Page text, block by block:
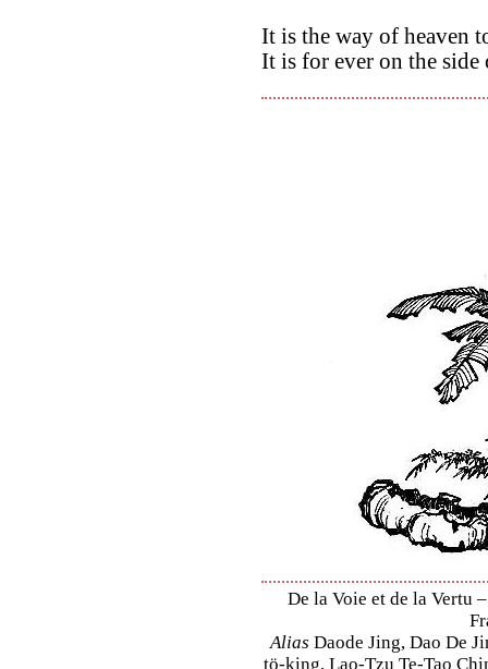
It is the way of heaven
It is for ever on the side
De la Voie et de la Vertu
Alias Daode Jing, Dao De
tö-king, Lao-Tzu Te-Tao